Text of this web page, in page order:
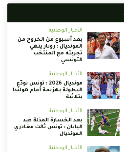
الأخبار الوطنية
بعد أسبوع من الخروج من
المونديال : رونار ينهي
تجربته مع المنتخب
التونسي
الأخبار الوطنية
مونديال 2026 : تونس تودّع
البطولة بهزيمة أمام هولندا
بثلاثية
الأخبار الوطنية
بعد الخسارة المذلة ضد
اليابان : تونس ثالث مغادري
المونديال
الأخبار الوطنية